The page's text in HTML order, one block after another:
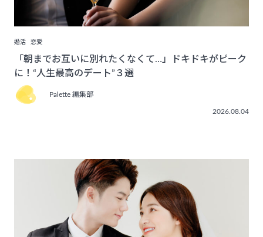
婚活 恋愛
「朝までお互いに別れたくなくて…」ドキドキがピーク
に！“人生最高のデート”３選
Palette 編集部
2026.08.04